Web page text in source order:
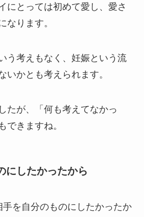
にとっては初めて愛し、愛さ
なります。
う考えもなく、妊娠という流
いかとも考えられます。
たが、「何も考えてなかっ
できますね。
にしたかったから
を自分のものにしたかったか